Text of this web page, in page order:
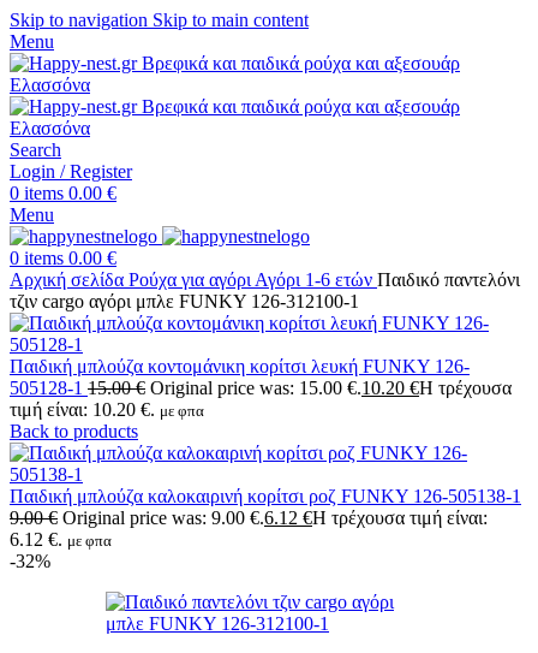
Skip to navigation Skip to main content
Menu
Search
Login / Register
0 items 0.00 €
Menu
0 items 0.00 €
Αρχική σελίδα Ρούχα για αγόρι Αγόρι 1-6 ετών Παιδικό παντελόνι
τζιν cargo αγόρι μπλε FUNKY 126-312100-1
Παιδική μπλούζα κοντομάνικη κορίτσι λευκή FUNKY 126-
505128-1 15.00€ Original price was: 15.00 €.10.20 €Η τρέχουσα
τιμή είναι: 10.20 €. με φπα
Back to products
Παιδική μπλούζα καλοκαιρινή κορίτσι ροζ FUNKY 126-505138-1
9.00€ Original price was: 9.00 €.6.12 €Η τρέχουσα τιμή είναι:
6.12 €. με φπα
-32%